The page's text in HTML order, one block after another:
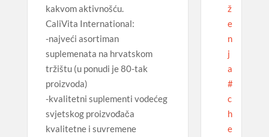
kakvom aktivnošću.
CaliVita International:
-najveći asortiman
suplemenata na hrvatskom
tržištu (u ponudi je 80-tak
proizvoda)
-kvalitetni suplementi vodećeg
svjetskog proizvođača
kvalitetne i suvremene
ž
e
n
j
a
#
c
h
e